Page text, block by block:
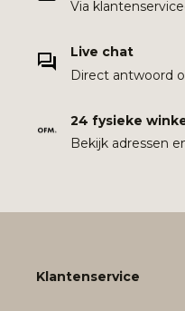
Via
Live chat
Direct antwoord
24 fysieke
Bekijk adressen
Klantenservice